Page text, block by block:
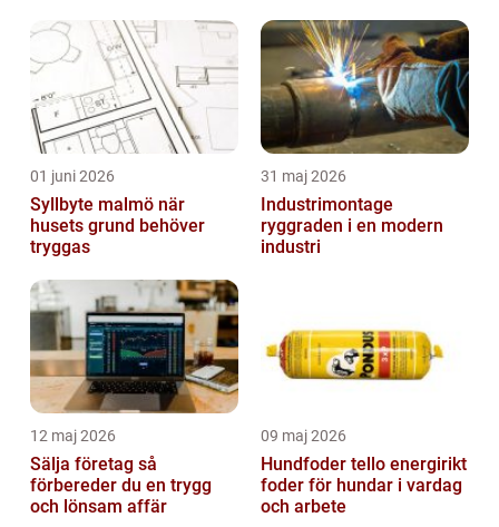
01 juni 2026
Syllbyte malmö när
husets grund behöver
tryggas
31 maj 2026
Industrimontage
ryggraden i en modern
industri
12 maj 2026
Sälja företag så
förbereder du en trygg
och lönsam affär
09 maj 2026
Hundfoder tello energirikt
foder för hundar i vardag
och arbete